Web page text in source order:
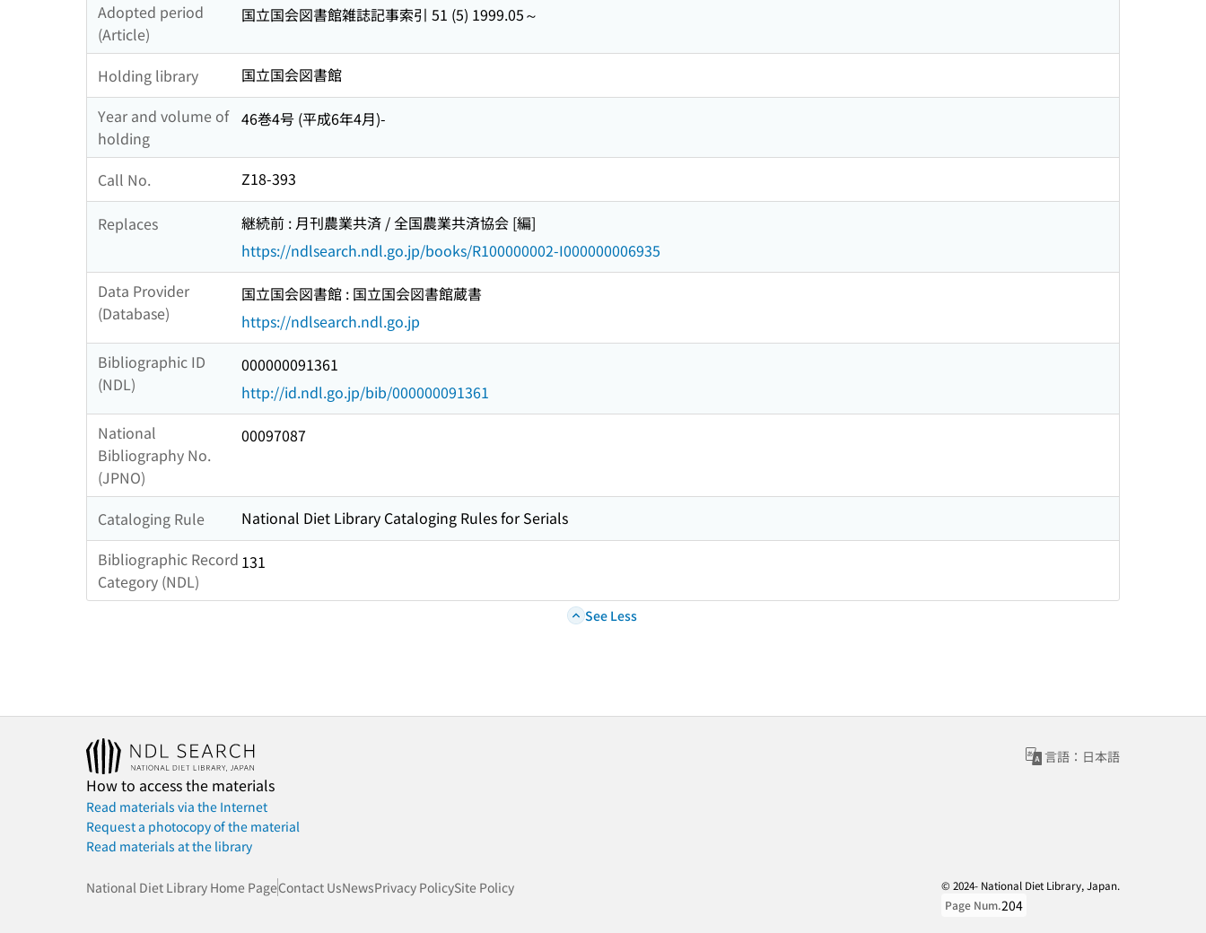
Adopted period
(Article)
国立国会図書館雑誌記事索引 51 (5) 1999.05～
Holding library
国立国会図書館
Year and volume of
holding
46巻4号 (平成6年4月)-
Call No. Z18-393
Replaces
継続前 : 月刊農業共済 / 全国農業共済協会 [編]
https://ndlsearch.ndl.go.jp/books/R100000002-I000000006935
Data Provider
(Database)
国立国会図書館 : 国立国会図書館蔵書
https://ndlsearch.ndl.go.jp
Bibliographic ID
(NDL)
000000091361
http://id.ndl.go.jp/bib/000000091361
National
Bibliography No.
(JPNO)
00097087
Cataloging Rule
National Diet Library Cataloging Rules for Serials
Bibliographic Record
Category (NDL)
131
See Less
言語：日本語
How to access the materials
Read materials via the Internet
Request a photocopy of the material
Read materials at the library
National Diet Library Home PageContact UsNewsPrivacy PolicySite Policy
© 2024- National Diet Library, Japan.
Page Num.204